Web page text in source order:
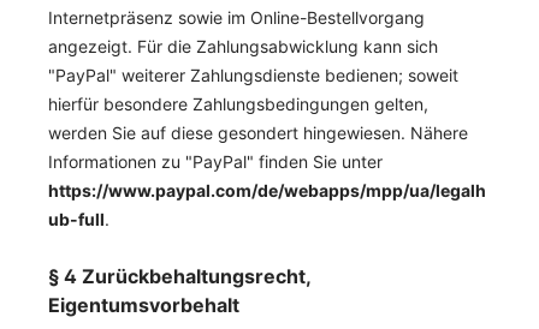
Internetpräsenz sowie im Online-Bestellvorgang
angezeigt. Für die Zahlungsabwicklung kann sich
"PayPal" weiterer Zahlungsdienste bedienen; soweit
hierfür besondere Zahlungsbedingungen gelten,
werden Sie auf diese gesondert hingewiesen. Nähere
Informationen zu "PayPal" finden Sie unter
https://www.paypal.com/de/webapps/mpp/ua/legalh
ub-full.
§ 4 Zurückbehaltungsrecht,
Eigentumsvorbehalt